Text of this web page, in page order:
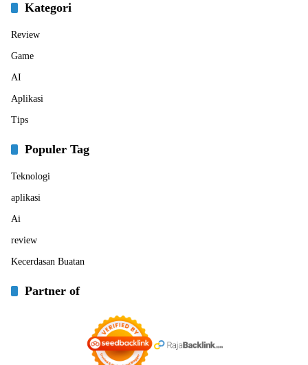
Kategori
Review
Game
AI
Aplikasi
Tips
Populer Tag
Teknologi
aplikasi
Ai
review
Kecerdasan Buatan
Partner of